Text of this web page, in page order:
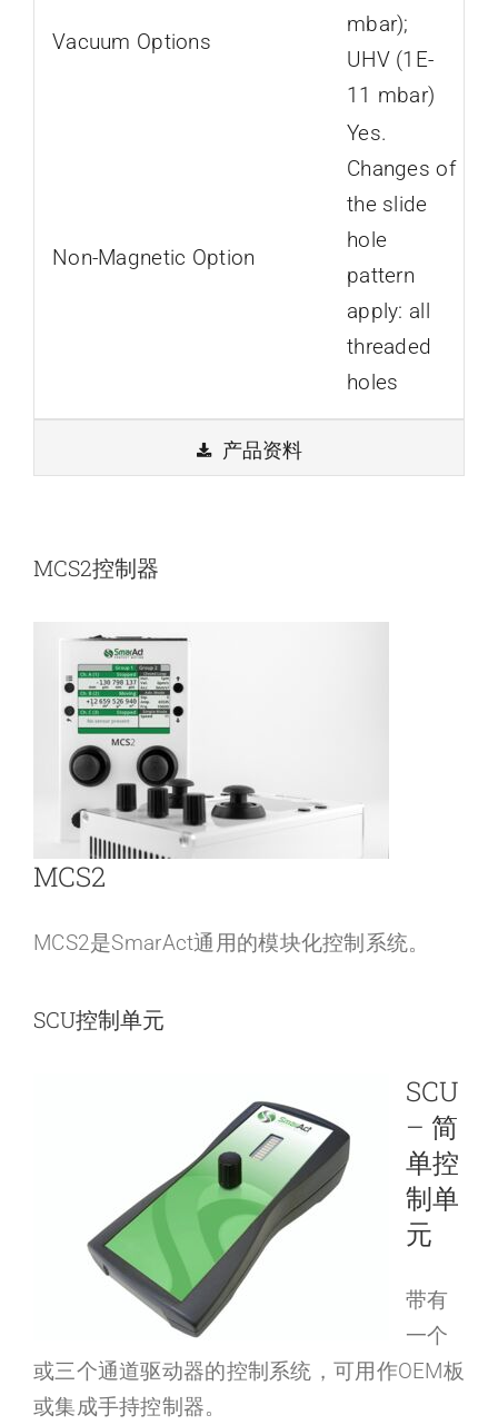
Vacuum Options
mbar);
UHV (1E-
11 mbar)
Non-Magnetic Option
Yes.
Changes of
the slide
hole
pattern
apply: all
threaded
holes
产品资料
MCS2控制器
MCS2
MCS2是SmarAct通用的模块化控制系统。
SCU控制单元
SCU
– 简
单控
制单
元
带有
一个
或三个通道驱动器的控制系统，可用作OEM板
或集成手持控制器。